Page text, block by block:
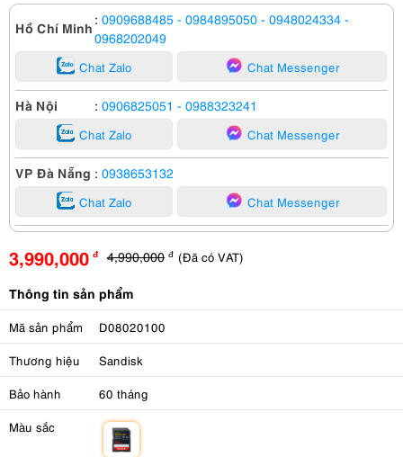
Hồ Chí Minh : 0909688485 - 0984895050 - 0948024334 -
0968202049
Chat Zalo Chat Messenger
Hà Nội : 0906825051 - 0988323241
Chat Zalo Chat Messenger
VP Đà Nẵng : 0938653132
Chat Zalo Chat Messenger
3,990,000 đ 4,990,000 đ (Đã có VAT)
Thông tin sản phẩm
Mã sản phẩm D08020100
Thương hiệu Sandisk
Bảo hành 60 tháng
Màu sắc